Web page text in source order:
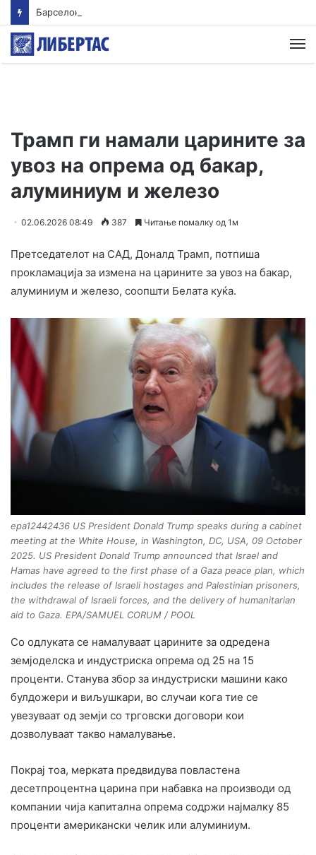
Трамп ги намали царините за
увоз на опрема од бакар,
алуминиум и железо
02.06.2026 08:49 387 Читање помалку од 1м
Претседателот на САД, Доналд Трамп, потпиша
прокламација за измена на царините за увоз на бакар,
алуминиум и железо, соопшти Белата куќа.
epa12442436 US President Donald Trump speaks during a cabinet
meeting at the White House, in Washington, DC, USA, 09 October
2025. US President Donald Trump announced that Israel and
Hamas have agreed to the first phase of a Gaza peace plan, which
includes the release of Israeli hostages and Palestinian prisoners,
the withdrawal of Israeli forces, and the delivery of humanitarian
aid to Gaza. EPA/SAMUEL CORUM / POOL
Со одлуката се намалуваат царините за одредена
земјоделска и индустриска опрема од 25 на 15
проценти. Станува збор за индустриски машини како
булдожери и виљушкари, во случаи кога тие се
увезуваат од земји со трговски договори кои
дозволуваат такво намалување.
Покрај тоа, мерката предвидува повластена
десетпроцентна царина при набавка на производи од
компании чија капитална опрема содржи најмалку 85
проценти американски челик или алуминиум.